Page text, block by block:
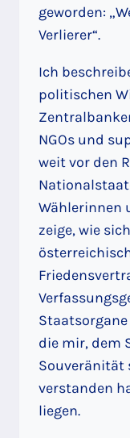
geworden:
Verlierer“.
Ich
politischen
NGOs und
weit vor den
Wählerinnen
zeige, wie
die mir, dem
Souveränität
verstanden
liegen.